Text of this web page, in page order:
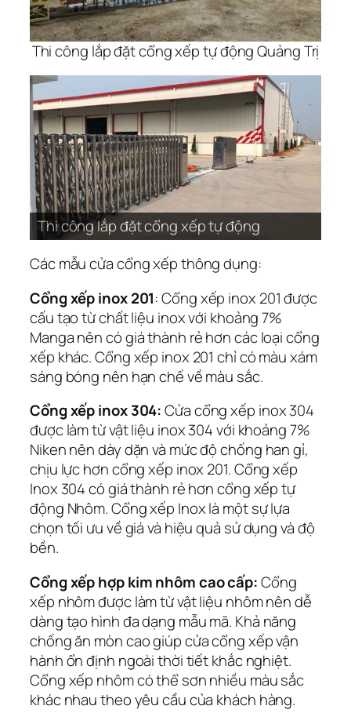
Thi công lắp đặt cổng xếp tự động Quảng Trị
Thi công lắp đặt cổng xếp tự động
Các mẫu cửa cổng xếp thông dụng:
Cổng xếp inox 201: Cổng xếp inox 201 được
cấu tạo từ chất liệu inox với khoảng 7%
Manga nên có giá thành rẻ hơn các loại cổng
xếp khác. Cổng xếp inox 201 chỉ có màu xám
sáng bóng nên hạn chế về màu sắc.
Cổng xếp inox 304:Cửa cổng xếp inox 304
được làm từ vật liệu inox 304 với khoảng 7%
Niken nên dày dặn và mức độ chống han gỉ,
chịu lực hơn cổng xếp inox 201. Cổng xếp
Inox 304 có giá thành rẻ hơn cổng xếp tự
động Nhôm. Cổng xếp Inox là một sự lựa
chọn tối ưu về giá và hiệu quả sử dụng và độ
bền.
Cổng xếp hợp kim nhôm cao cấp:Cổng
xếp nhôm được làm từ vật liệu nhôm nên dễ
dàng tạo hình đa dạng mẫu mã. Khả năng
chống ăn mòn cao giúp cửa cổng xếp vận
hành ổn định ngoài thời tiết khắc nghiệt.
Cổng xếp nhôm có thể sơn nhiều màu sắc
khác nhau theo yêu cầu của khách hàng.